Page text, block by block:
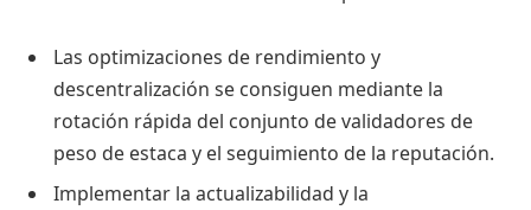
Las optimizaciones de rendimiento y
descentralización se consiguen mediante la
rotación rápida del conjunto de validadores de
peso de estaca y el seguimiento de la reputación.
Implementar la actualizabilidad y la